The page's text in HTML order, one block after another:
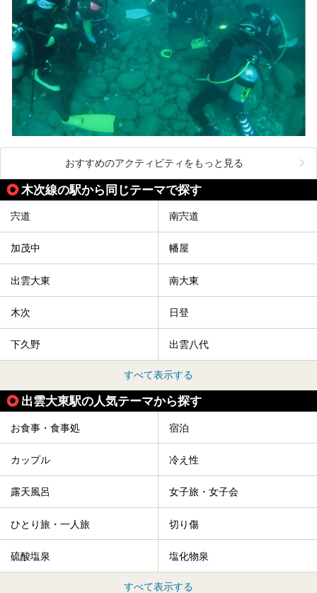
おすすめのアクティビティをもっと見る
木次線の駅から同じテーマで探す
宍道 南宍道
加茂中 幡屋
出雲大東 南大東
木次 日登
下久野 出雲八代
すべて表示する
出雲大東駅の人気テーマから探す
お食事・食事処 宿泊
カップル 冷え性
露天風呂 女子旅・女子会
ひとり旅・一人旅 切り傷
硫酸塩泉 塩化物泉
すべて表示する